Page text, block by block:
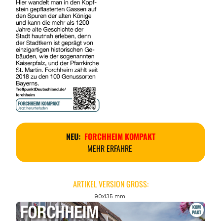
NEU: FORCHHEIM KOMPAKT
MEHR ERFAHRE
ARTIKEL VERSION GROSS:
90x135 mm